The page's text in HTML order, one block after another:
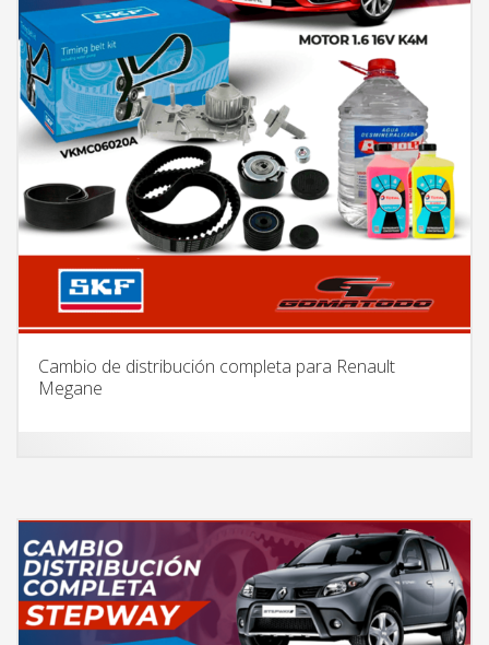
Cambio de distribución completa para Renault
Megane